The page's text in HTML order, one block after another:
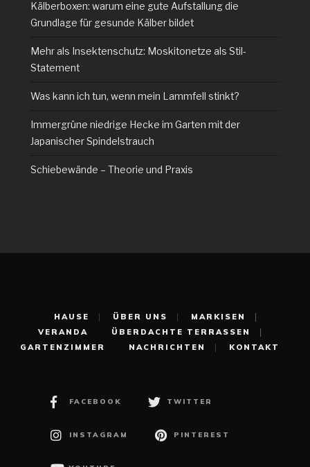
Kälberboxen: warum eine gute Aufstallung die
Grundlage für gesunde Kälber bildet
Mehr als Insektenschutz: Moskitonetze als Stil-
Statement
Was kann ich tun, wenn mein Lammfell stinkt?
Immergrüne niedrige Hecke im Garten mit der
Japanischer Spindelstrauch
Schiebewände – Theorie und Praxis
HAUSE ÜBER UNS
MARKISEN
VERANDA
ÜBERDACHTE TERRASSEN
GARTENZIMMER
NACHRICHTEN KONTAKT
FACEBOOK TWITTER
INSTAGRAM PINTEREST